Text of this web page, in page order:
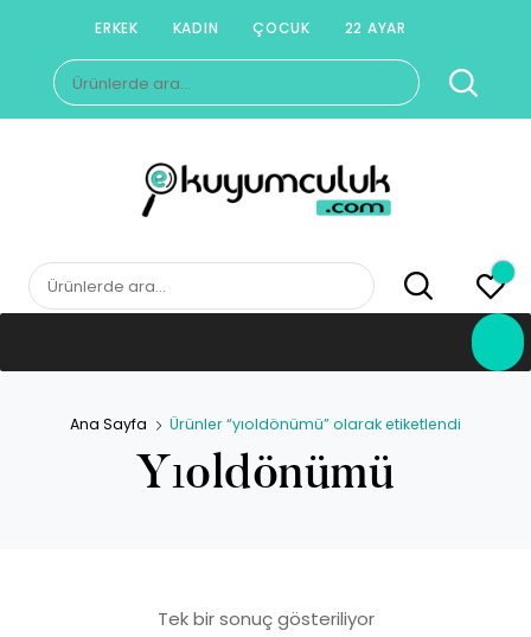
content
ERKEK KADIN ÇOCUK 22 AYAR
Ara:
E-KUYUMCULUK
Herkesin Kuyumcusu
Ara:
Ana Sayfa Ürünler “yıoldönümü” olarak etiketlendi
Yıoldönümü
Tek bir sonuç gösteriliyor